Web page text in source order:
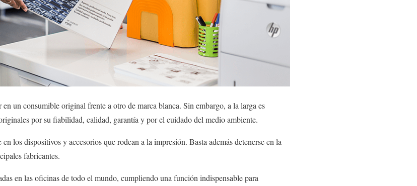
un consumible original frente a otro de marca blanca. Sin embargo, a la larga es
por su fiabilidad, calidad, garantía y por el cuidado del medio ambiente.
los dispositivos y accesorios que rodean a la impresión. Basta además detenerse en la
fabricantes.
en las oficinas de todo el mundo, cumpliendo una función indispensable para